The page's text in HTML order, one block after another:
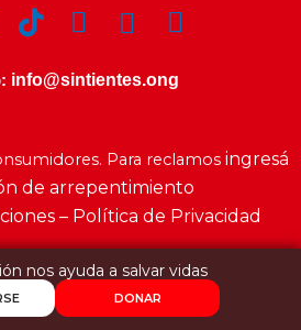
info@sintientes.ong
Para reclamos ingresá
de arrepentimiento
– Política de Privacidad
nos ayuda a salvar vidas
DONAR